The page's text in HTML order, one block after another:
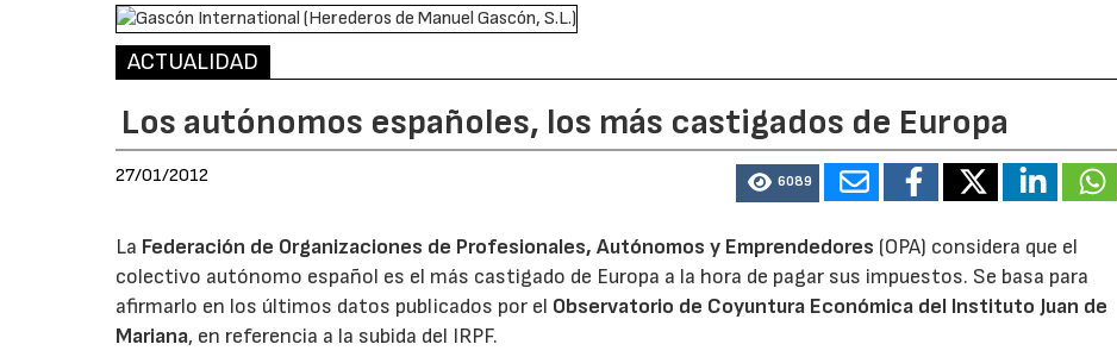
ACTUALIDAD
Los autónomos españoles, los más castigados de Europa
27/01/2012 6089
La Federación de Organizaciones de Profesionales, Autónomos y Emprendedores (OPA) considera que el
colectivo autónomo español es el más castigado de Europa a la hora de pagar sus impuestos. Se basa para
afirmarlo en los últimos datos publicados por el Observatorio de Coyuntura Económica del Instituto Juan de
Mariana, en referencia a la subida del IRPF.